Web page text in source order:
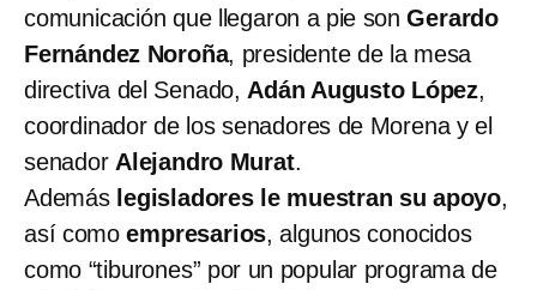
comunicación que llegaron a pie sonGerardo
Fernández Noroña, presidente de la mesa
directiva del Senado, Adán Augusto López,
coordinador de los senadores de Morena y el
senador Alejandro Murat.
Además legisladores le muestran su apoyo,
así comoempresarios, algunos conocidos
como “tiburones” por un popular programa de